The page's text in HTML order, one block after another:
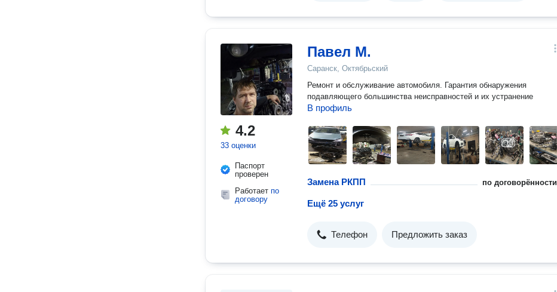
4.2
33 оценки
Паспорт
проверен
Работает по
договору
Павел М.
Саранск, Октябрьский
Ремонт и обслуживание автомобиля. Гарантия обнаружения
подавляющего большинства неисправностей и их устранение
В профиль
Замена РКПП по договорённости
Ещё 25 услуг
Телефон Предложить заказ